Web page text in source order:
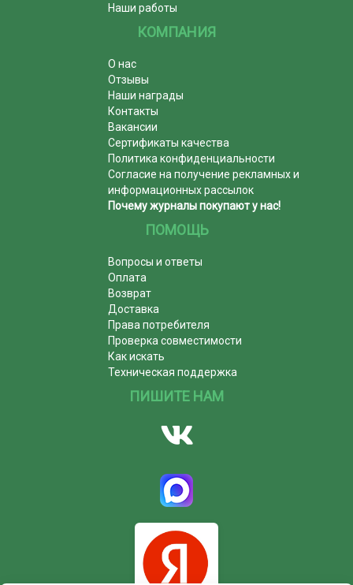
Наши работы
КОМПАНИЯ
О нас
Отзывы
Наши награды
Контакты
Вакансии
Сертификаты качества
Политика конфиденциальности
Согласие на получение рекламных и
информационных рассылок
Почему журналы покупают у нас!
ПОМОЩЬ
Вопросы и ответы
Оплата
Возврат
Доставка
Права потребителя
Проверка совместимости
Как искать
Техническая поддержка
ПИШИТЕ НАМ